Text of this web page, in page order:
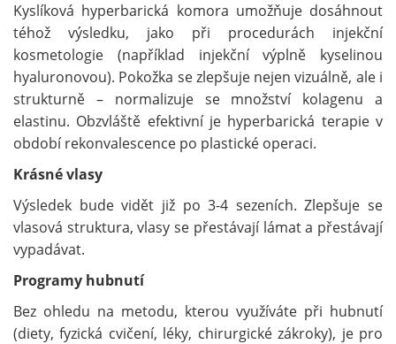
Kyslíková hyperbarická komora umožňuje dosáhnout
téhož výsledku, jako při procedurách injekční
kosmetologie (například injekční výplně kyselinou
hyaluronovou). Pokožka se zlepšuje nejen vizuálně, ale i
strukturně – normalizuje se množství kolagenu a
elastinu. Obzvláště efektivní je hyperbarická terapie v
období rekonvalescence po plastické operaci.
Krásné vlasy
Výsledek bude vidět již po 3-4 sezeních. Zlepšuje se
vlasová struktura, vlasy se přestávají lámat a přestávají
vypadávat.
Programy hubnutí
Bez ohledu na metodu, kterou využíváte při hubnutí
(diety, fyzická cvičení, léky, chirurgické zákroky), je pro